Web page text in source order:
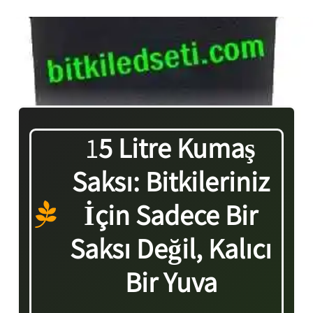
15 Litre Kumaş
Saksı: Bitkileriniz
İçin Sadece Bir
Saksı Değil, Kalıcı
Bir Yuva